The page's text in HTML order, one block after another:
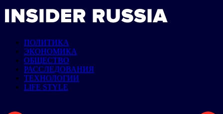
ПОЛИТИКА
ЭКОНОМИКА
ОБЩЕСТВО
РАССЛЕДОВАНИЯ
ТЕХНОЛОГИИ
LIFE STYLE